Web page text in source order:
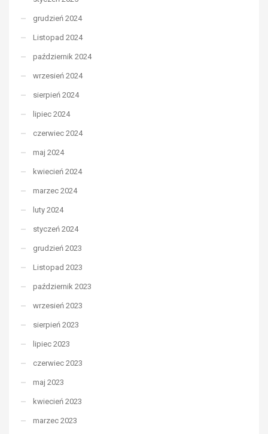
grudzień 2024
Listopad 2024
październik 2024
wrzesień 2024
sierpień 2024
lipiec 2024
czerwiec 2024
maj 2024
kwiecień 2024
marzec 2024
luty 2024
styczeń 2024
grudzień 2023
Listopad 2023
październik 2023
wrzesień 2023
sierpień 2023
lipiec 2023
czerwiec 2023
maj 2023
kwiecień 2023
marzec 2023